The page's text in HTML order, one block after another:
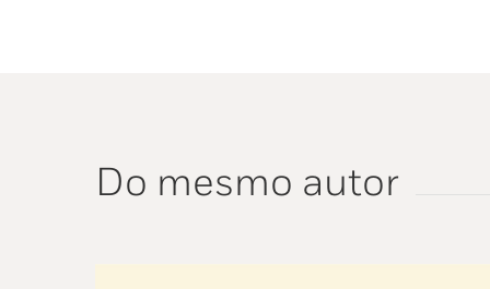
Do mesmo autor